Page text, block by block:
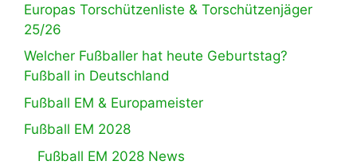
Europas Torschützenliste & Torschützenjäger
25/26
Welcher Fußballer hat heute Geburtstag?
Fußball in Deutschland
Fußball EM & Europameister
Fußball EM 2028
Fußball EM 2028 News